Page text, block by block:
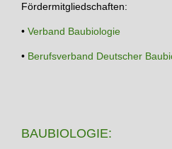
Fördermitgliedschaften:
• Verband Baubiologie
• Berufsverband Deutscher
BAUBIOLOGIE: